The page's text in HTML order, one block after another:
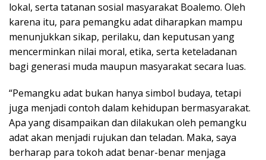
lokal, serta tatanan sosial masyarakat Boalemo. Oleh
karena itu, para pemangku adat diharapkan mampu
menunjukkan sikap, perilaku, dan keputusan yang
mencerminkan nilai moral, etika, serta keteladanan
bagi generasi muda maupun masyarakat secara luas.
“Pemangku adat bukan hanya simbol budaya, tetapi
juga menjadi contoh dalam kehidupan bermasyarakat.
Apa yang disampaikan dan dilakukan oleh pemangku
adat akan menjadi rujukan dan teladan. Maka, saya
berharap para tokoh adat benar-benar menjaga